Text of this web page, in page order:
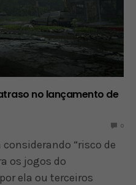
no lançamento de
0
“risco de
os jogos do
ela ou terceiros